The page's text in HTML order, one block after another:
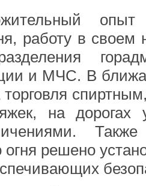
опыт
работу в своем
и МЧС. В
на дорогах
огня решено